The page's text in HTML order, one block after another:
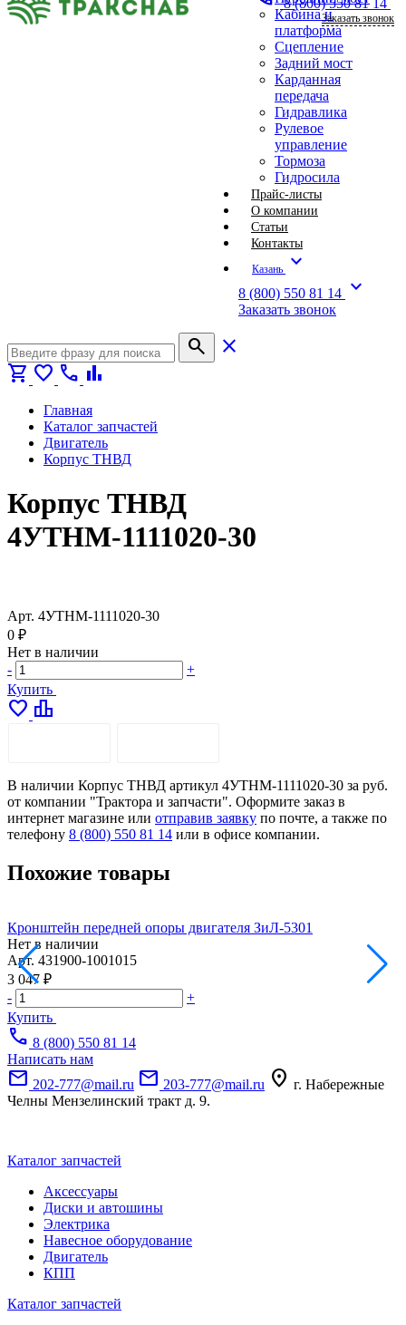
Кабина и
платформа
Сцепление
Задний мост
Карданная
передача
Гидравлика
Рулевое
управление
Тормоза
Гидросила
Прайс-листы
О компании
Статьи
Контакты
Казань expand_more
8 (800) 550 81 14 expand_more
Заказать звонок
Заказать звонок
search
close
shopping_cart favorite call bar_chart
Главная
Каталог запчастей
Двигатель
Корпус ТНВД
Корпус ТНВД
4УТНМ-1111020-30
Арт. 4УТНМ-1111020-30
0 ₽
Нет в наличии
-
+
Купить
favorite leaderboard
В наличии Корпус ТНВД артикул 4УТНМ-1111020-30 за руб.
от компании "Трактора и запчасти". Оформите заказ в
интернет магазине или отправив заявку по почте, а также по
телефону 8 (800) 550 81 14 или в офисе компании.
Похожие товары
Кронштейн передней опоры двигателя ЗиЛ-5301
Нет в наличии
Арт. 431900-1001015
3 047 ₽
-
+
Купить
call 8 (800) 550 81 14
Написать нам
mail 202-777@mail.ru mail 203-777@mail.ru location_on г. Набережные
Челны Мензелинский тракт д. 9.
Каталог запчастей
Аксессуары
Диски и автошины
Электрика
Навесное оборудование
Двигатель
КПП
Каталог запчастей